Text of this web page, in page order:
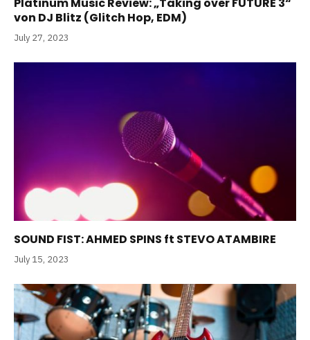
von DJ Blitz (Glitch Hop, EDM)
July 27, 2023
SOUND FIST: AHMED SPINS ft STEVO ATAMBIRE
July 15, 2023